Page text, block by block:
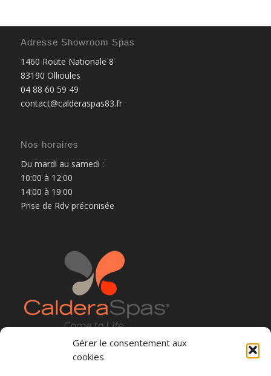
Gérer le consentement aux
cookies
Adresse Showroom Spas
1460 Route Nationale 8
83190 Ollioules
04 88 60 59 49
contact@calderaspas83.fr
Nos horaires
Du mardi au samedi :
10:00 à 12:00
14:00 à 19:00
Prise de Rdv préconisée